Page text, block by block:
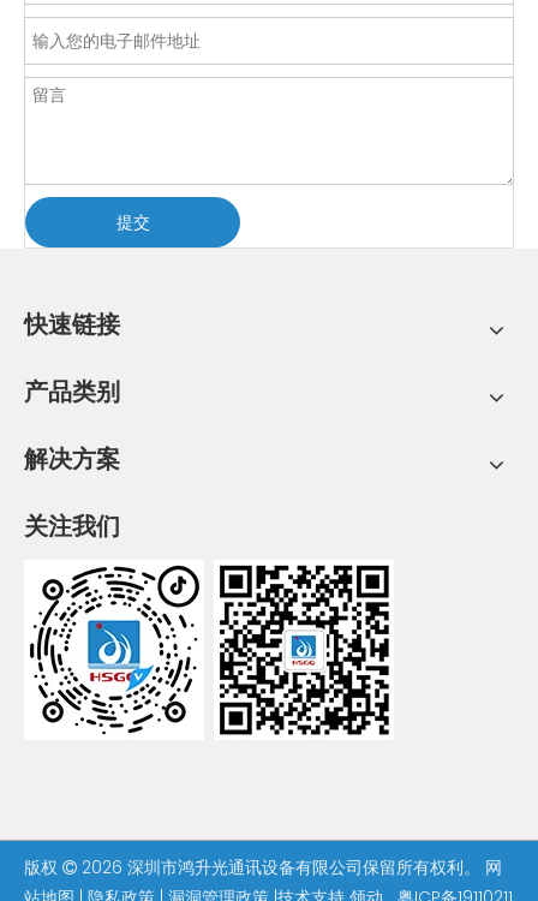
提交
快速链接
产品类别
解决方案
关注我们
版权  2026 深圳市鸿升光通讯设备有限公司保留所有权利。 网